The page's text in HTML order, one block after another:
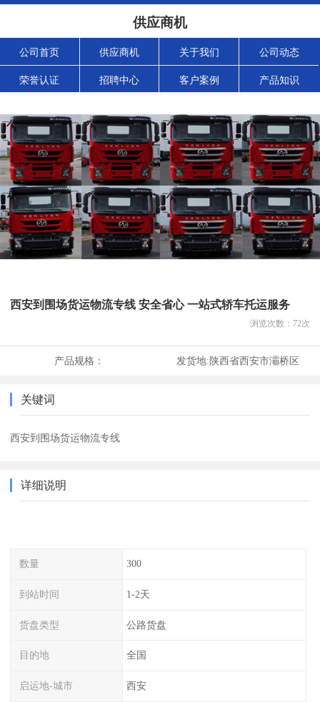
供应商机
公司首页 供应商机 关于我们 公司动态
荣誉认证 招聘中心 客户案例 产品知识
西安到围场货运物流专线 安全省心 一站式轿车托运服务
浏览次数： 72次
产品规格： 发货地:陕西省西安市灞桥区
关键词
西安到围场货运物流专线
详细说明
数量 300
到站时间 1-2天
货盘类型 公路货盘
目的地 全国
启运地-城市 西安